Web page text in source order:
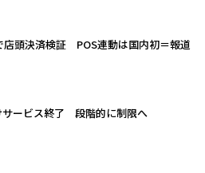
店頭決済検証 POS連動は国内初＝報道
ービス終了 段階的に制限へ